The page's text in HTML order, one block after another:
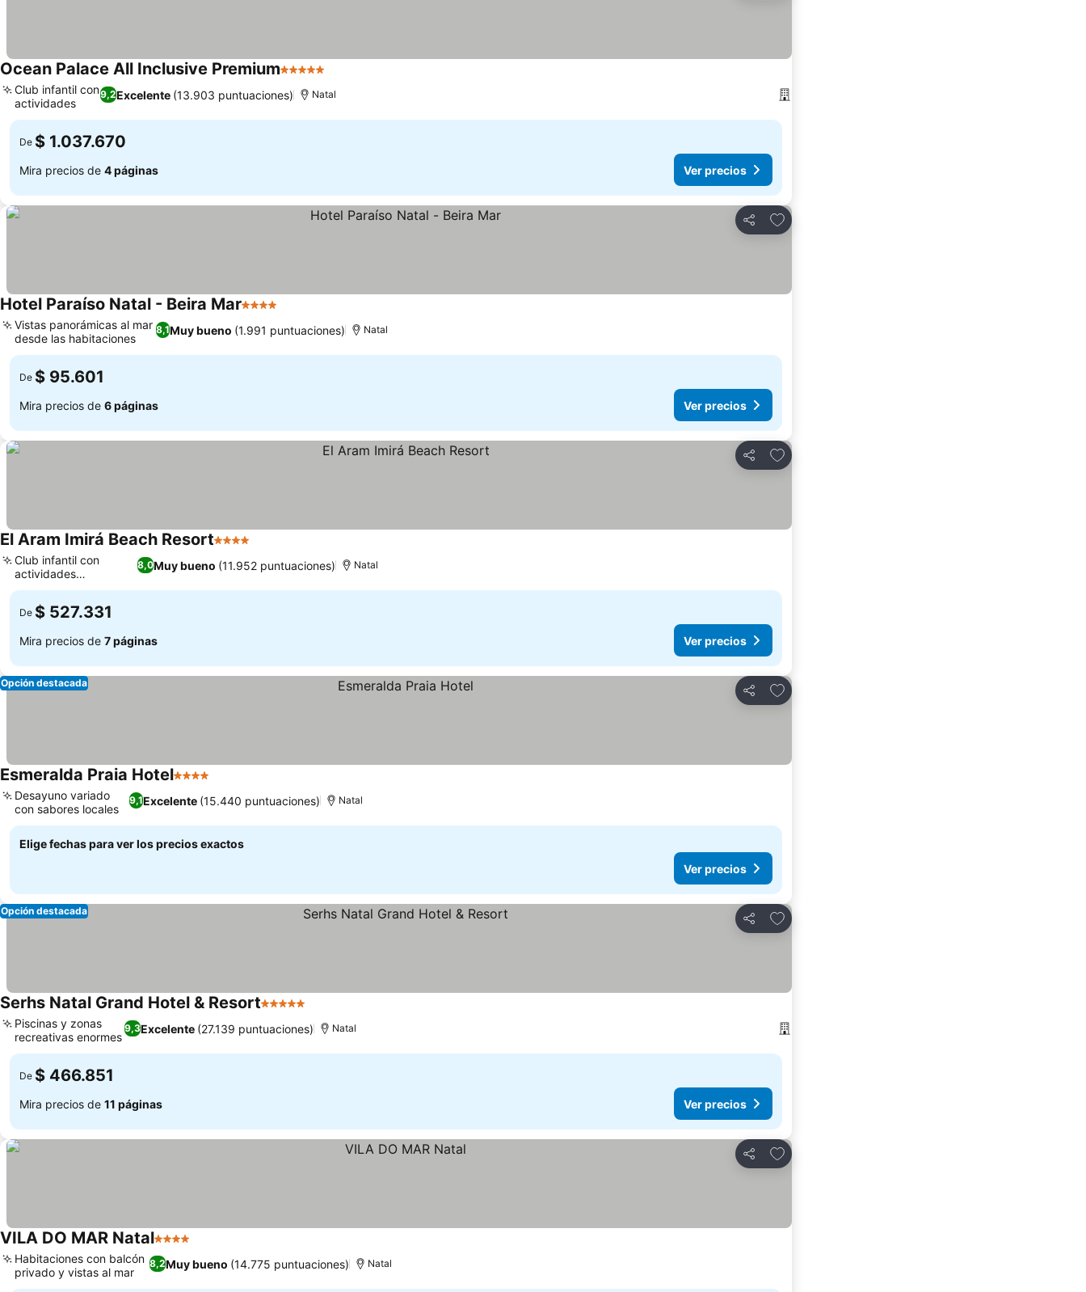
Ocean Palace All Inclusive Premium5 Estrellas
9,2Excelente (13.903 puntuaciones)
Club infantil con
actividades
Natal
De $ 1.037.670
Mira precios de 4 páginas Ver precios
Compartir
Agregar a favoritos
Hotel Paraíso Natal - Beira Mar4 Estrellas
8,1Muy bueno (1.991 puntuaciones)
Vistas panorámicas al mar
desde las habitaciones
Natal
De $ 95.601
Mira precios de 6 páginas Ver precios
Compartir
Agregar a favoritos
El Aram Imirá Beach Resort4 Estrellas
8,0Muy bueno (11.952 puntuaciones)
Club infantil con
actividades
supervisadas
Natal
De $ 527.331
Mira precios de 7 páginas Ver precios
Compartir
Agregar a favoritos
Opción destacada
Esmeralda Praia Hotel4 Estrellas
9,1Excelente (15.440 puntuaciones)
Desayuno variado
con sabores locales
Natal
Elige fechas para ver los precios exactos
Ver precios
Compartir
Agregar a favoritos
Opción destacada
Serhs Natal Grand Hotel & Resort5 Estrellas
9,3Excelente (27.139 puntuaciones)
Piscinas y zonas
recreativas enormes
Natal
De $ 466.851
Mira precios de 11 páginas Ver precios
Compartir
Agregar a favoritos
VILA DO MAR Natal4 Estrellas
8,2Muy bueno (14.775 puntuaciones)
Habitaciones con balcón
privado y vistas al mar
Natal